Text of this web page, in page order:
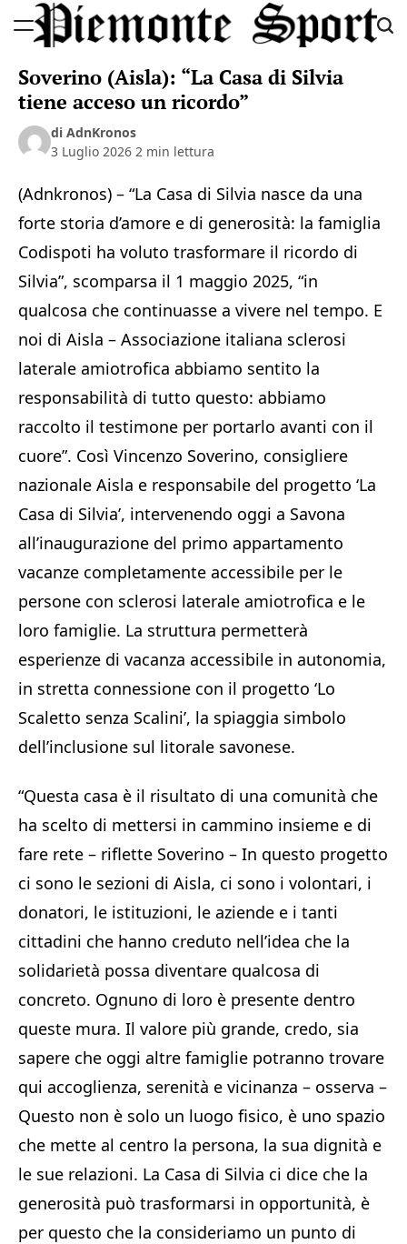
to
Sport
Soverino (Aisla): “La Casa di Silvia
tiene acceso un ricordo”
di AdnKronos
3 Luglio 2026 2 min lettura
(Adnkronos) – “La Casa di Silvia nasce da una
forte storia d’amore e di generosità: la famiglia
Codispoti ha voluto trasformare il ricordo di
Silvia”, scomparsa il 1 maggio 2025, “in
qualcosa che continuasse a vivere nel tempo. E
noi di Aisla – Associazione italiana sclerosi
laterale amiotrofica abbiamo sentito la
responsabilità di tutto questo: abbiamo
raccolto il testimone per portarlo avanti con il
cuore”. Così Vincenzo Soverino, consigliere
nazionale Aisla e responsabile del progetto ‘La
Casa di Silvia’, intervenendo oggi a Savona
all’inaugurazione del primo appartamento
vacanze completamente accessibile per le
persone con sclerosi laterale amiotrofica e le
loro famiglie. La struttura permetterà
esperienze di vacanza accessibile in autonomia,
in stretta connessione con il progetto ‘Lo
Scaletto senza Scalini’, la spiaggia simbolo
dell’inclusione sul litorale savonese.
“Questa casa è il risultato di una comunità che
ha scelto di mettersi in cammino insieme e di
fare rete – riflette Soverino – In questo progetto
ci sono le sezioni di Aisla, ci sono i volontari, i
donatori, le istituzioni, le aziende e i tanti
cittadini che hanno creduto nell’idea che la
solidarietà possa diventare qualcosa di
concreto. Ognuno di loro è presente dentro
queste mura. Il valore più grande, credo, sia
sapere che oggi altre famiglie potranno trovare
qui accoglienza, serenità e vicinanza – osserva –
Questo non è solo un luogo fisico, è uno spazio
che mette al centro la persona, la sua dignità e
le sue relazioni. La Casa di Silvia ci dice che la
generosità può trasformarsi in opportunità, è
per questo che la consideriamo un punto di